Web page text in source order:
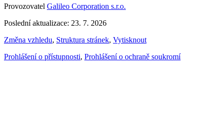
Provozovatel Galileo Corporation s.r.o.
Poslední aktualizace: 23. 7. 2026
Změna vzhledu, Struktura stránek, Vytisknout
Prohlášení o přístupnosti, Prohlášení o ochraně soukromí